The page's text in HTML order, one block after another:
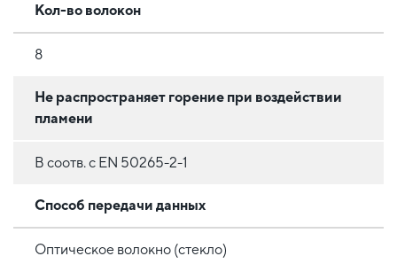
Кол-во волокон
8
Не распространяет горение при воздействии
пламени
В соотв. с EN 50265-2-1
Способ передачи данных
Оптическое волокно (стекло)